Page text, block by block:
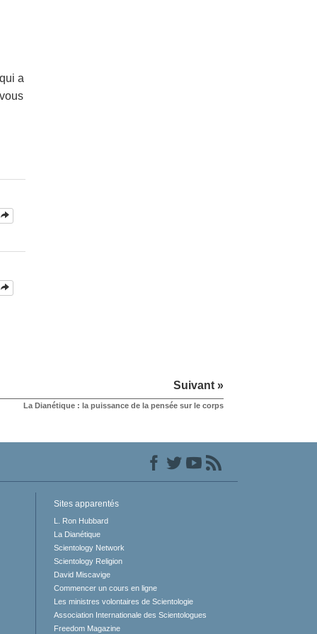
a
Suivant »
La Dianétique : la puissance de la pensée sur le corps
Sites apparentés
L. Ron Hubbard
La Dianétique
Scientology Network
Scientology Religion
David Miscavige
Commencer un cours en ligne
Les ministres volontaires de Scientologie
Association Internationale des Scientologues
Freedom Magazine